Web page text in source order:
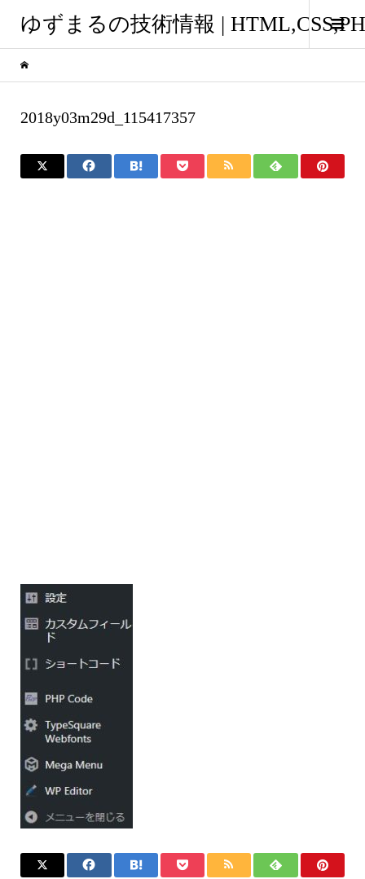
ゆずまるの技術情報 |
2018y03m29d_115417357